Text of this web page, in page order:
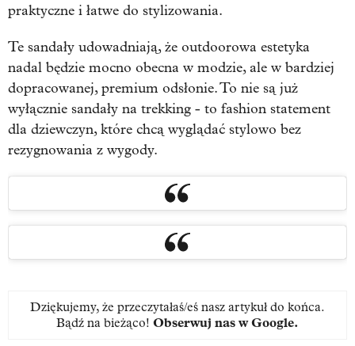
praktyczne i łatwe do stylizowania.
Te sandały udowadniają, że outdoorowa estetyka
nadal będzie mocno obecna w modzie, ale w bardziej
dopracowanej, premium odsłonie. To nie są już
wyłącznie sandały na trekking - to fashion statement
dla dziewczyn, które chcą wyglądać stylowo bez
rezygnowania z wygody.
Dziękujemy, że przeczytałaś/eś nasz artykuł do końca.
Bądź na bieżąco! Obserwuj nas w Google.